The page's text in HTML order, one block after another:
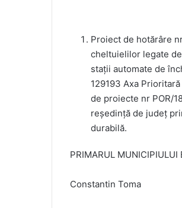
Proiect de hotărâre
cheltuielilor legate
stații automate de
129193 Axa
de proiecte nr POR/
reședință de județ
durabilă.
PRIMARUL MUNICIPIULUI
Constantin Toma